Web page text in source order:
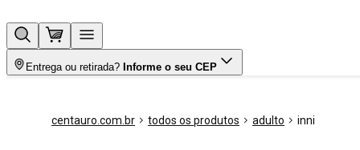
Entrega ou retirada? Informe o seu CEP
centauro.com.br todos os produtos adulto inni